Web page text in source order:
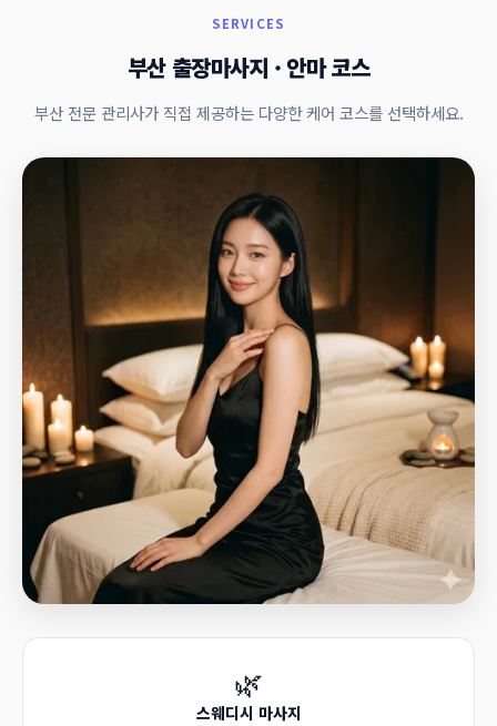
SERVICES
부산 출장마사지 · 안마 코스
부산 전문 관리사가 직접 제공하는 다양한 케어 코스를 선택하세요.
🌿
스웨디시 마사지